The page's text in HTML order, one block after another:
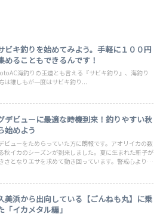
ビキ釣りを始めてみよう。手軽に１００円
めることもできるんです！
海釣りの王道とも言える『サビキ釣り』、海釣り
は誰しもが一度はサビキ釣り...
デビューに最適な時機到来！釣りやすい秋
始めよう
ビューをためらっていた方に朗報です。アオリイカの数
秋イカのシーズンが到来しました。夏に生まれた新子が
さとなりエサを求めて動き回っています。警戒心よりも
美浜から出向している【ごんねも丸】に乗
「イカメタル編」